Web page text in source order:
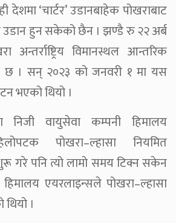
‘चार्टर’ उडानबाहेक पोखराबाट
उडान हुन सकेको छैन । झण्डै रु २२ अर्ब
विमानस्थल आन्तरिक
छ । सन् २०२३ को जनवरी १ मा यस
भएको थियो ।
निजी वायुसेवा कम्पनी हिमालय
पोखरा–ल्हासा नियमित
गरे पनि त्यो लामो समय टिक्न सकेन
एयरलाइन्सले पोखरा–ल्हासा
।